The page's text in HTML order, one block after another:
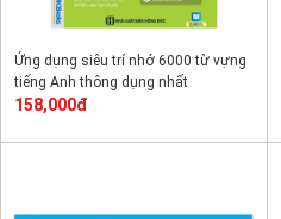
Ứng dụng siêu trí nhớ 6000 từ vựng
tiếng Anh thông dụng nhất
158,000đ